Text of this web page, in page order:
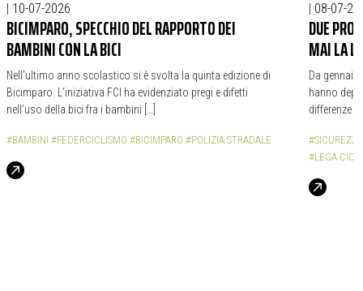
| 10-07-2026
BICIMPARO, SPECCHIO DEL RAPPORTO DEI
BAMBINI CON LA BICI
Nell’ultimo anno scolastico si è svolta la quinta edizione di
Bicimparo. L’iniziativa FCI ha evidenziato pregi e difetti
nell’uso della bici fra i bambini […]
#BAMBINI #FEDERCICLISMO #BICIMPARO #POLIZIA STRADALE
| 08-07-
DUE
MAI LA
Da
hanno
differenze
#SICUREZZA
#LEGA